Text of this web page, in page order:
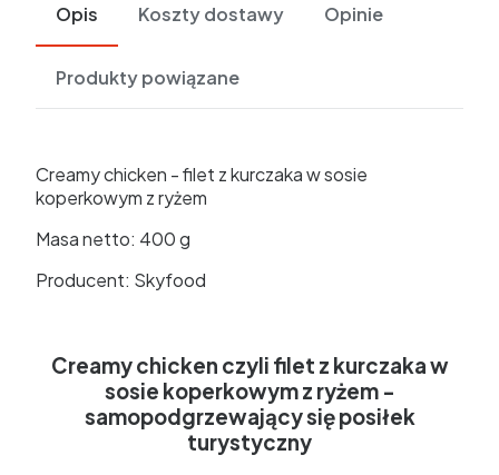
Opis Koszty dostawy Opinie
Produkty powiązane
Creamy chicken - filet z kurczaka w sosie
koperkowym z ryżem
Masa netto: 400 g
Producent: Skyfood
Creamy chicken czyli filet z kurczaka w
sosie koperkowym z ryżem -
samopodgrzewający się posiłek
turystyczny